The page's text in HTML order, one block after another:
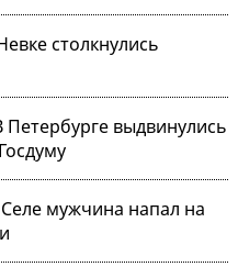
столкнулись
выдвинулись
мужчина напал на